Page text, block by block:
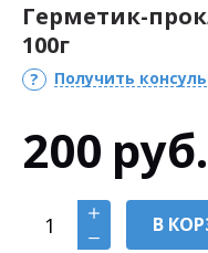
Герметик-
100г
Получить
200 руб.
В